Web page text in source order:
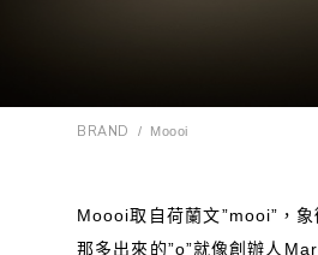
BRAND / Moooi
Moooi取自荷蘭文”mooi”，
那多出來的”o”就像創辦人